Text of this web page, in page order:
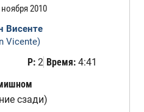
2010
Висенте
Vicente)
Р:2 Время:4:41
сзади)